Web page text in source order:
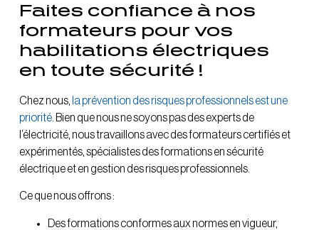
Faites confiance à nos
formateurs pour vos
habilitations électriques
en toute sécurité !
Chez nous, la prévention des risques professionnels est une
priorité. Bien que nous ne soyons pas des experts de
l’électricité, nous travaillons avec des formateurs certifiés et
expérimentés, spécialistes des formations en sécurité
électrique et en gestion des risques professionnels.
Ce que nous offrons :
Des formations conformes aux normes en vigueur,